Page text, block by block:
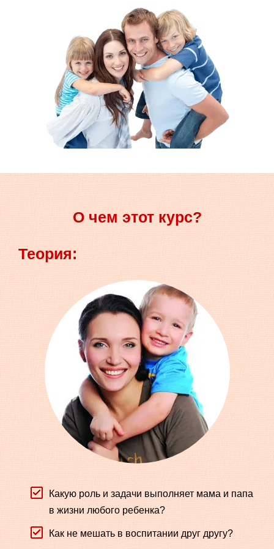
О чем этот курс?
Теория:
Какую роль и задачи выполняет мама и папа
в жизни любого ребенка?
Как не мешать в воспитании друг другу?